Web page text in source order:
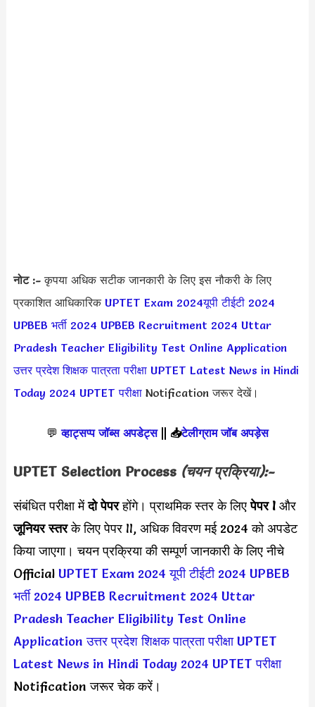
नोट :-कृपया अधिक सटीक जानकारी के लिए इस नौकरी के लिए
प्रकाशित आधिकारिक UPTET Exam 2024यूपी टीईटी 2024
UPBEB भर्ती 2024 UPBEB Recruitment 2024 Uttar
Pradesh Teacher Eligibility Test Online Application
उत्तर प्रदेश शिक्षक पात्रता परीक्षा UPTET Latest News in Hindi
Today 2024 UPTET परीक्षाNotification जरूर देखें।
💬 व्हाट्सप्प जॉब्स अपडेट्स|| 📥टेलीग्राम जॉब अपड़ेस
UPTET Selection Process (चयन प्रक्रिया):-
संबंधित परीक्षा मेंदो पेपरहोंगे। प्राथमिक स्तर के लिएपेपर I और
जूनियर स्तरके लिए पेपर II, अधिक विवरण मई 2024 को अपडेट
किया जाएगा। चयन प्रक्रिया की सम्पूर्ण जानकारी के लिए नीचे
Official UPTET Exam 2024 यूपी टीईटी 2024 UPBEB
भर्ती 2024 UPBEB Recruitment 2024 Uttar
Pradesh Teacher Eligibility Test Online
Application उत्तर प्रदेश शिक्षक पात्रता परीक्षा UPTET
Latest News in Hindi Today 2024 UPTET परीक्षा
Notification जरूर चेक करें।